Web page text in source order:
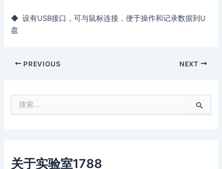
关于实验室1788
◆ 设有USB接口，可与鼠标连接，便于操作和记录数据到U
盘
PREVIOUS NEXT